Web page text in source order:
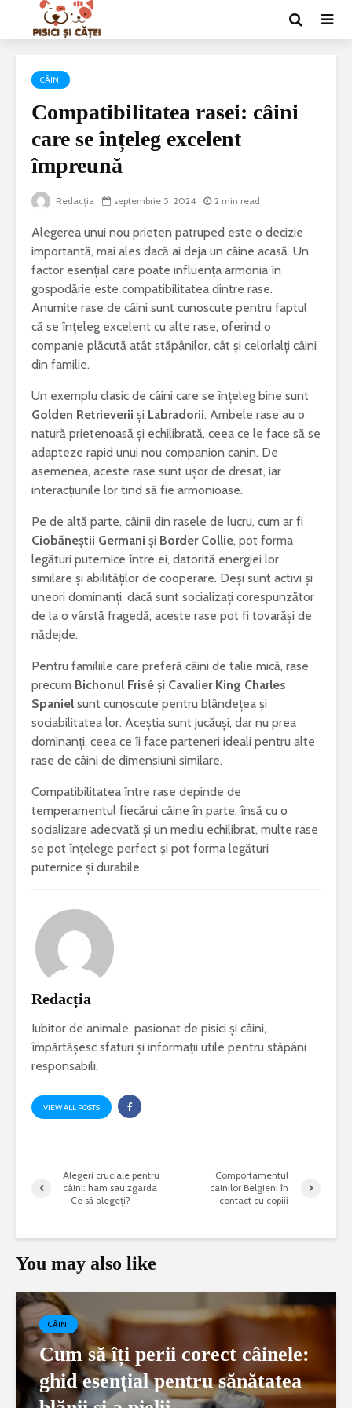
CÂINI
Compatibilitatea rasei: câini
care se înțeleg excelent
împreună
Redacția septembrie 5, 2024 2 min read
Alegerea unui nou prieten patruped este o decizie
importantă, mai ales dacă ai deja un câine acasă. Un
factor esențial care poate influența armonia în
gospodărie este compatibilitatea dintre rase.
Anumite rase de câini sunt cunoscute pentru faptul
că se înțeleg excelent cu alte rase, oferind o
companie plăcută atât stăpânilor, cât și celorlalți câini
din familie.
Un exemplu clasic de câini care se înțeleg bine sunt
Golden Retrieverii și Labradorii. Ambele rase au o
natură prietenoasă și echilibrată, ceea ce le face să se
adapteze rapid unui nou companion canin. De
asemenea, aceste rase sunt ușor de dresat, iar
interacțiunile lor tind să fie armonioase.
Pe de altă parte, câinii din rasele de lucru, cum ar fi
Ciobăneștii Germani și Border Collie, pot forma
legături puternice între ei, datorită energiei lor
similare și abilităților de cooperare. Deși sunt activi și
uneori dominanți, dacă sunt socializați corespunzător
de la o vârstă fragedă, aceste rase pot fi tovarăși de
nădejde.
Pentru familiile care preferă câini de talie mică, rase
precum Bichonul Frisé și Cavalier King Charles
Spaniel sunt cunoscute pentru blândețea și
sociabilitatea lor. Aceștia sunt jucăuși, dar nu prea
dominanți, ceea ce îi face parteneri ideali pentru alte
rase de câini de dimensiuni similare.
Compatibilitatea între rase depinde de
temperamentul fiecărui câine în parte, însă cu o
socializare adecvată și un mediu echilibrat, multe rase
se pot înțelege perfect și pot forma legături
puternice și durabile.
Redacția
Iubitor de animale, pasionat de pisici și câini,
împărtășesc sfaturi și informații utile pentru stăpâni
responsabili.
VIEW ALL POSTS
Alegeri cruciale pentru
câini: ham sau zgarda
– Ce să alegeți?
Comportamentul
cainilor Belgieni în
contact cu copiii
You may also like
CÂINI
Cum să îți perii corect câinele:
ghid esențial pentru sănătatea